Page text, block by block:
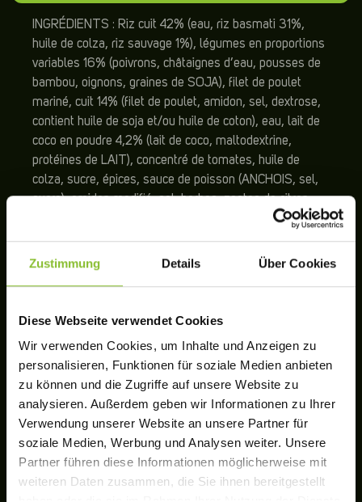
Zustimmung Details Über Cookies
Diese Webseite verwendet Cookies
Wir verwenden Cookies, um Inhalte und Anzeigen zu
personalisieren, Funktionen für soziale Medien anbieten
zu können und die Zugriffe auf unsere Website zu
analysieren. Außerdem geben wir Informationen zu Ihrer
Verwendung unserer Website an unsere Partner für
soziale Medien, Werbung und Analysen weiter. Unsere
Partner führen diese Informationen möglicherweise mit
weiteren Daten zusammen, die Sie ihnen bereitgestellt
INGRÉDIENTS : Riz cuit 42% (eau, riz basmati 31%,
huile de colza, riz sauvage 1%), légumes en proportions
variables 16% (poivrons, châtaignes d’eau, pousses de
bambou, oignons, graines de SOJA), filet de poulet
mariné, cuit 14% (filet de poulet, amidon, sel, dextrose,
contient huile de soja et/ou huile de coton), eau, lait de
coco en poudre 4,2% (lait de coco, maltodextrine,
protéines de LAIT), concentré de tomates, huile de
colza, sucre, épices, sauce de poisson (ANCHOIS, sel,
sucre), amidon modifié, sel, herbes, zestes de citron
vert kaffir, jus de citron vert concentré, extrait de
poivrons, vinaigre d’alcool.
Le produit peut contenir des traces d’ŒUF, de CÉLERI,
REZEPTUR
VALEURS NUTRITIONNELLES